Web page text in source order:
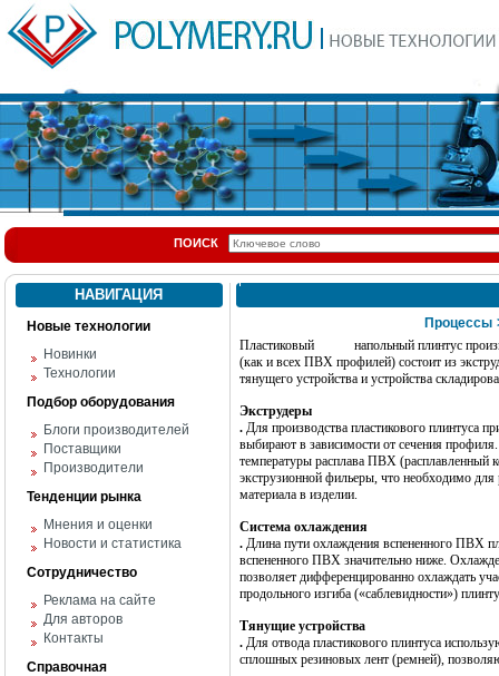
ПОИСК
НАВИГАЦИЯ
Новые технологии
Новинки
Технологии
Подбор оборудования
Блоги производителей
Поставщики
Производители
Тенденции рынка
Мнения и оценки
Новости и статистика
Сотрудничество
Реклама на сайте
Для авторов
Контакты
Справочная
Процессы
Пластиковый
напольный плинтус
(как и всех ПВХ профилей) состоит из
тянущего устройства и устройства
Экструдеры
. Для производства пластикового плинтуса
выбирают в зависимости от сечения
температуры расплава ПВХ (расплавленный
экструзионной фильеры, что необходимо для
материала в изделии.
Система охлаждения
. Длина пути охлаждения вспененного ПВХ
вспененного ПВХ значительно ниже.
позволяет дифференцированно охлаждать
продольного изгиба («саблевидности»)
Тянущие устройства
. Для отвода пластикового плинтуса
сплошных резиновых лент (ремней),